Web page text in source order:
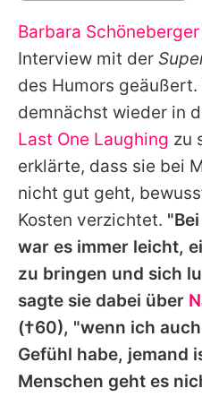
Alle Themen
App
Utiq
Barbara Schöneberger
Interview mit der
des Humors
demnächst wieder in
Last One Laughing zu
erklärte, dass sie bei
nicht gut geht,
Kosten verzichtet.
war es immer leicht,
zu bringen und sich
sagte sie dabei über
(†60), "wenn ich
Gefühl habe, jemand
Menschen geht es